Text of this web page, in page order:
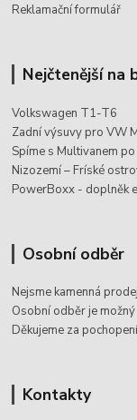
Reklamační formulář
Nejčtenější na
Volkswagen T1-T6
Zadní výsuvy pro VW
Spíme s Multivanem
Nizozemí – Fríské
PowerBoxx - doplněk
Osobní odběr
Nejsme kamenná
Osobní odběr je
Děkujeme za
Kontakty